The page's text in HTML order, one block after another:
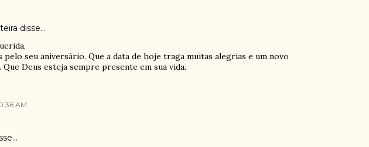
disse…
pelo seu aniversário. Que a data de hoje traga muitas alegrias e um novo
Que Deus esteja sempre presente em sua vida.
AM